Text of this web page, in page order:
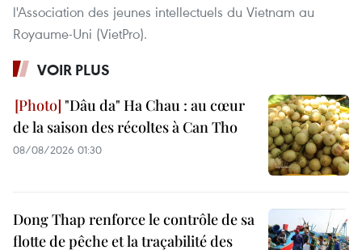
l'Association des jeunes intellectuels du Vietnam au
Royaume-Uni (VietPro).
VOIR PLUS
"Dâu da" Ha Chau : au cœur
de la saison des récoltes à Can Tho
08/08/2026 01:30
Dong Thap renforce le contrôle de sa
flotte de pêche et la traçabilité des